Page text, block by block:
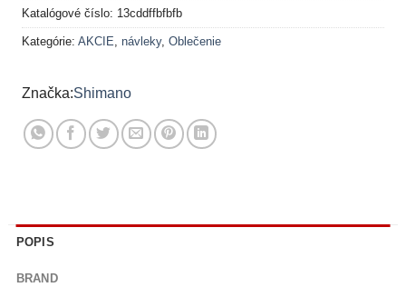
Katalógové číslo: 13cddffbfbfb
Kategórie: AKCIE, návleky, Oblečenie
Shimano
POPIS
BRAND